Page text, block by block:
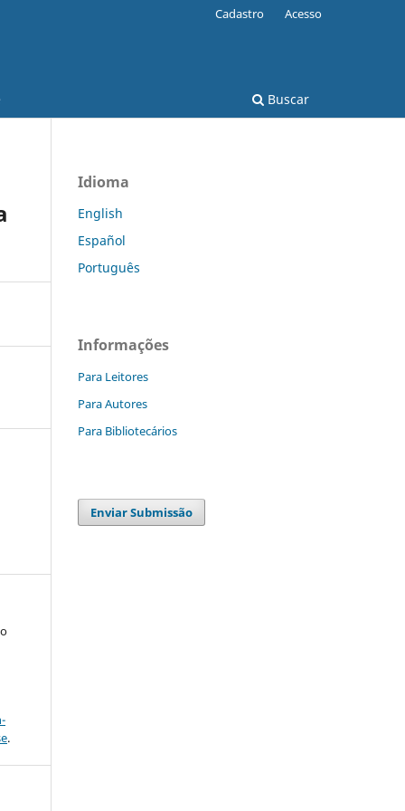
Buscar
Cadastro Acesso
.
Idioma
English
Español
Português
Informações
Para Leitores
Para Autores
Para Bibliotecários
Enviar Submissão